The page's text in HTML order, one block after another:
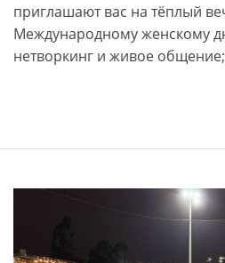
приглашают вас на тёплый
Международному женскому
нетворкинг и живое